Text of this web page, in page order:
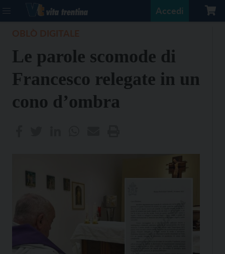
Accedi
Le parole scomode di
Francesco relegate in un
cono d’ombra